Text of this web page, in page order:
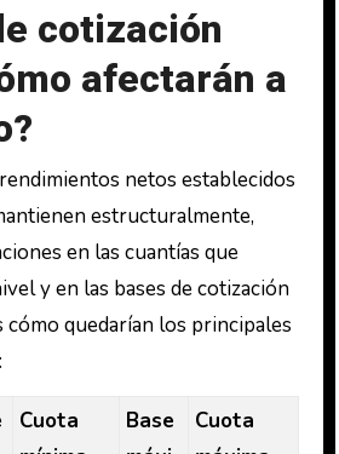
cotización
afectarán a
netos establecidos
estructuralmente,
en las cuantías que
y en las bases de cotización
cómo quedarían los principales
Cuota
Base
Cuota